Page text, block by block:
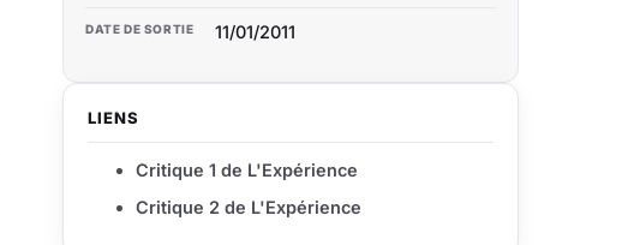
DATE DE SORTIE 11/01/2011
LIENS
Critique 1 de L'Expérience
Critique 2 de L'Expérience